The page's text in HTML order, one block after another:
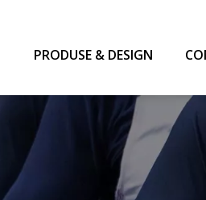
PRODUSE & DESIGN